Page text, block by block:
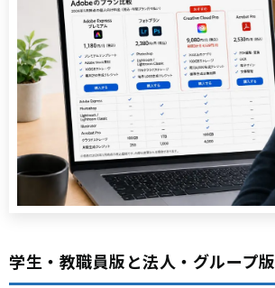
学生・教職員版と法人・グループ版